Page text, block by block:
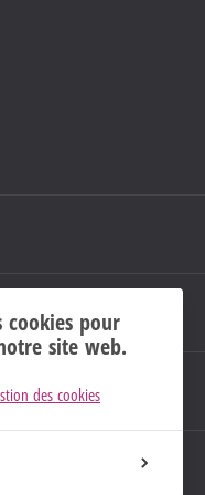
cookies pour
site web.
des cookies